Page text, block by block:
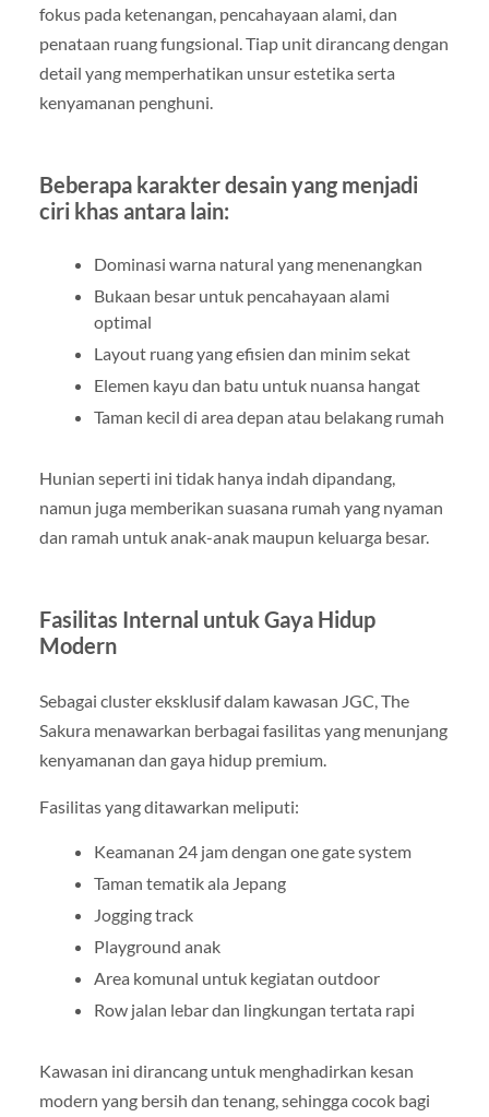
fokus pada ketenangan, pencahayaan alami, dan
penataan ruang fungsional. Tiap unit dirancang dengan
detail yang memperhatikan unsur estetika serta
kenyamanan penghuni.
Beberapa karakter desain yang menjadi
ciri khas antara lain:
Dominasi warna natural yang menenangkan
Bukaan besar untuk pencahayaan alami
optimal
Layout ruang yang efisien dan minim sekat
Elemen kayu dan batu untuk nuansa hangat
Taman kecil di area depan atau belakang rumah
Hunian seperti ini tidak hanya indah dipandang,
namun juga memberikan suasana rumah yang nyaman
dan ramah untuk anak-anak maupun keluarga besar.
Fasilitas Internal untuk Gaya Hidup
Modern
Sebagai cluster eksklusif dalam kawasan JGC, The
Sakura menawarkan berbagai fasilitas yang menunjang
kenyamanan dan gaya hidup premium.
Fasilitas yang ditawarkan meliputi:
Keamanan 24 jam dengan one gate system
Taman tematik ala Jepang
Jogging track
Playground anak
Area komunal untuk kegiatan outdoor
Row jalan lebar dan lingkungan tertata rapi
Kawasan ini dirancang untuk menghadirkan kesan
modern yang bersih dan tenang, sehingga cocok bagi